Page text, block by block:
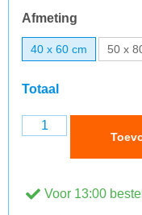
Afmeting
40 x 60 cm 50 x
Totaal
Voor 13:00